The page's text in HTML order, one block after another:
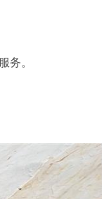
务。